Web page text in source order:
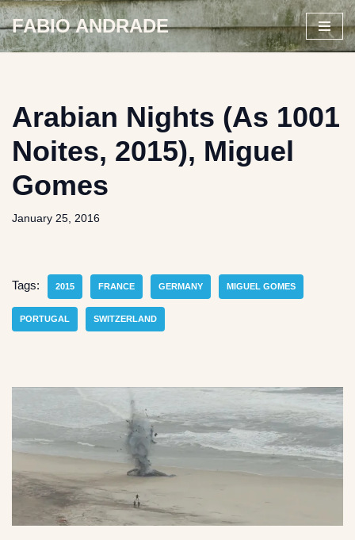
Skip
FABIO ANDRADE
Arabian Nights (As 1001
Noites, 2015), Miguel
Gomes
January 25, 2016
Tags: 2015 FRANCE GERMANY MIGUEL GOMES
PORTUGAL SWITZERLAND